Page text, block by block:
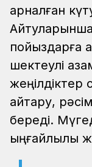
арналған
пойыздарға
шектеулі
жеңілдіктер
қайтару,
береді.
ыңғайлылық